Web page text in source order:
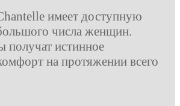
имеет доступную
числа женщин.
получат истинное
на протяжении всего